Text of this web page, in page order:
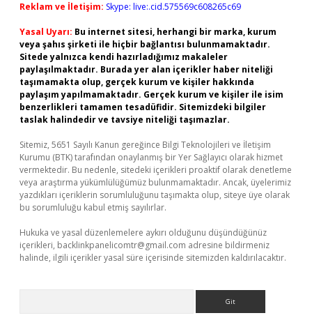
Reklam ve İletişim: Skype: live:.cid.575569c608265c69
Yasal Uyarı: Bu internet sitesi, herhangi bir marka, kurum
veya şahıs şirketi ile hiçbir bağlantısı bulunmamaktadır.
Sitede yalnızca kendi hazırladığımız makaleler
paylaşılmaktadır. Burada yer alan içerikler haber niteliği
taşımamakta olup, gerçek kurum ve kişiler hakkında
paylaşım yapılmamaktadır. Gerçek kurum ve kişiler ile isim
benzerlikleri tamamen tesadüfidir. Sitemizdeki bilgiler
taslak halindedir ve tavsiye niteliği taşımazlar.
Sitemiz, 5651 Sayılı Kanun gereğince Bilgi Teknolojileri ve İletişim
Kurumu (BTK) tarafından onaylanmış bir Yer Sağlayıcı olarak hizmet
vermektedir. Bu nedenle, sitedeki içerikleri proaktif olarak denetleme
veya araştırma yükümlülüğümüz bulunmamaktadır. Ancak, üyelerimiz
yazdıkları içeriklerin sorumluluğunu taşımakta olup, siteye üye olarak
bu sorumluluğu kabul etmiş sayılırlar.
Hukuka ve yasal düzenlemelere aykırı olduğunu düşündüğünüz
içerikleri, backlinkpanelicomtr@gmail.com adresine bildirmeniz
halinde, ilgili içerikler yasal süre içerisinde sitemizden kaldırılacaktır.